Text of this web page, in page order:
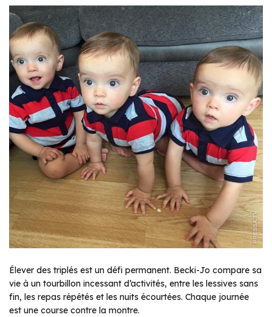
Élever des triplés est un défi permanent. Becki-Jo compare sa
vie à un tourbillon incessant d’activités, entre les lessives sans
fin, les repas répétés et les nuits écourtées. Chaque journée
est une course contre la montre.